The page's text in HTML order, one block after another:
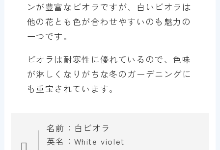
ンが豊富なビオラですが、白いビオラは
他の花とも色が合わせやすいのも魅力の
一つです。
ビオラは耐寒性に優れているので、色味
が淋しくなりがちな冬のガーデニングに
も重宝されています。
名前：白ビオラ
英名：White violet